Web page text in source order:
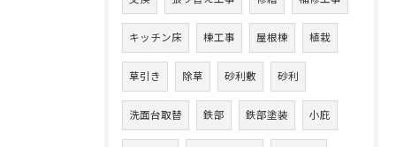
キッチン床 棟工事 屋根棟 植栽
草引き 除草 砂利敷 砂利
洗面台取替 鉄部 鉄部塗装 小庇